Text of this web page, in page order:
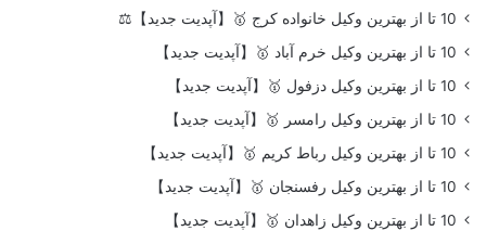
10 تا از بهترین وکیل خانواده کرج 🥇【آپدیت جدید】⚖️
10 تا از بهترین وکیل خرم آباد 🥇【آپدیت جدید】
10 تا از بهترین وکیل دزفول 🥇【آپدیت جدید】
10 تا از بهترین وکیل رامسر 🥇【آپدیت جدید】
10 تا از بهترین وکیل رباط کریم 🥇【آپدیت جدید】
10 تا از بهترین وکیل رفسنجان 🥇【آپدیت جدید】
10 تا از بهترین وکیل زاهدان 🥇【آپدیت جدید】